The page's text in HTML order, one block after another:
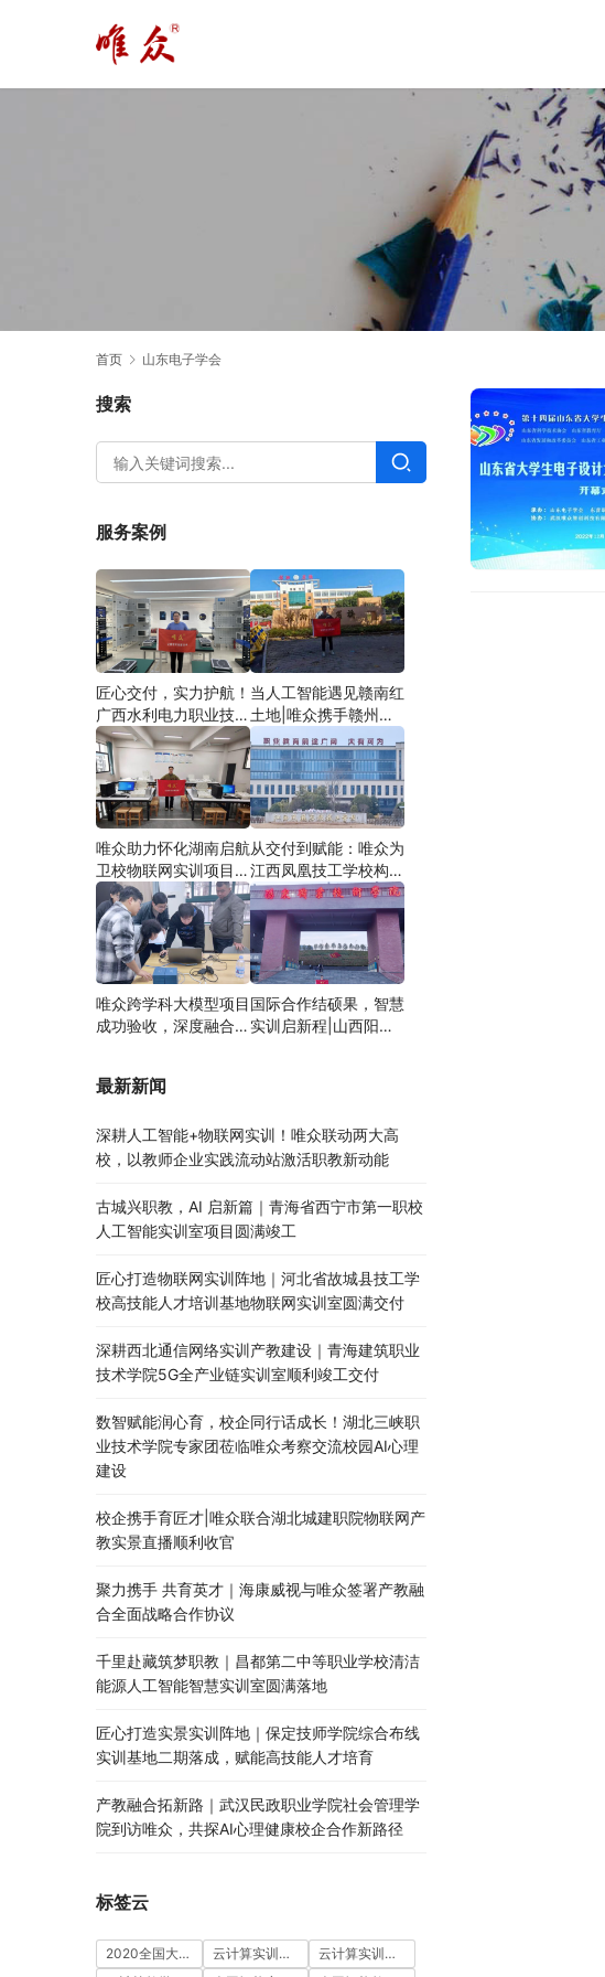
首页 山东电子学会
搜索
服务案例
匠心交付，实力护航！
广西水利电力职业技术
学院智慧建筑综合布线
实训项目圆满落地
当人工智能遇见赣南红
土地|唯众携手赣州农
校，开辟涉农职教
“AI+农业”新路径
唯众助力怀化湖南启航
卫校物联网实训项目圆
满交付，共筑医工融合
人才培养新生态
从交付到赋能：唯众为
江西凤凰技工学校构建
“教、学、做”一体化网
络实训环境
唯众跨学科大模型项目
成功验收，深度融合边
级
国际合作结硕果，智慧
实训启新程|山西阳泉
最新新闻
深耕人工智能+物联网实训！唯众联动两大高
校，以教师企业实践流动站激活职教新动能
古城兴职教，AI 启新篇｜青海省西宁市第一职校
人工智能实训室项目圆满竣工
匠心打造物联网实训阵地｜河北省故城县技工学
校高技能人才培训基地物联网实训室圆满交付
深耕西北通信网络实训产教建设｜青海建筑职业
技术学院5G全产业链实训室顺利竣工交付
数智赋能润心育，校企同行话成长！湖北三峡职
业技术学院专家团莅临唯众考察交流校园AI心理
建设
校企携手育匠才|唯众联合湖北城建职院物联网产
教实景直播顺利收官
聚力携手 共育英才｜海康威视与唯众签署产教融
合全面战略合作协议
千里赴藏筑梦职教｜昌都第二中等职业学校清洁
能源人工智能智慧实训室圆满落地
匠心打造实景实训阵地｜保定技师学院综合布线
实训基地二期落成，赋能高技能人才培育
产教融合拓新路｜武汉民政职业学院社会管理学
院到访唯众，共探AI心理健康校企合作新路径
标签云
2020全国大学生5G技术及应用大赛 云计算实训室建设方案
云计算实训平台